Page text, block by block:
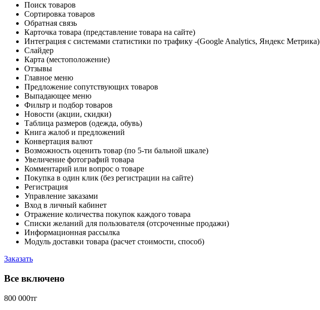
Поиск товаров
Сортировка товаров
Обратная связь
Карточка товара (представление товара на сайте)
Интеграция с системами статистики по трафику -(Google Analytics, Яндекс Метрика)
Слайдер
Карта (местоположение)
Отзывы
Главное меню
Предложение сопутствующих товаров
Выпадающее меню
Фильтр и подбор товаров
Новости (акции, скидки)
Таблица размеров (одежда, обувь)
Книга жалоб и предложений
Конвертация валют
Возможность оценить товар (по 5-ти бальной шкале)
Увеличение фотографий товара
Комментарий или вопрос о товаре
Покупка в один клик (без регистрации на сайте)
Регистрация
Управление заказами
Вход в личный кабинет
Отражение количества покупок каждого товара
Списки желаний для пользователя (отсроченные продажи)
Информационная рассылка
Модуль доставки товара (расчет стоимости, способ)
Заказать
Все включено
800 000тг